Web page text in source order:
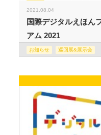
2021.08.04
国際デジタルえほん
アム 2021
お知らせ 巡回展&展示会